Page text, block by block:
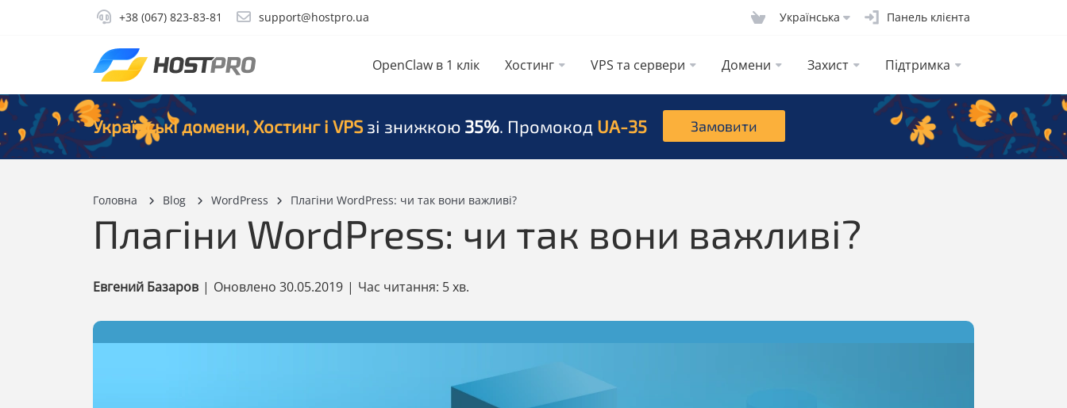
+38 (067) 823-83-81 support@hostpro.ua Українська Панель клієнта
OpenClaw в 1 клік Хостинг VPS та сервери Домени Захист Підтримка
Українські домени, Хостинг і VPS зі знижкою 35%. Промокод UA-35 Замовити
Головна Blog WordPress Плагіни WordPress: чи так вони важливі?
Плагіни WordPress: чи так вони важливі?
Евгений Базаров | Оновлено 30.05.2019 | Час читання: 5 хв.